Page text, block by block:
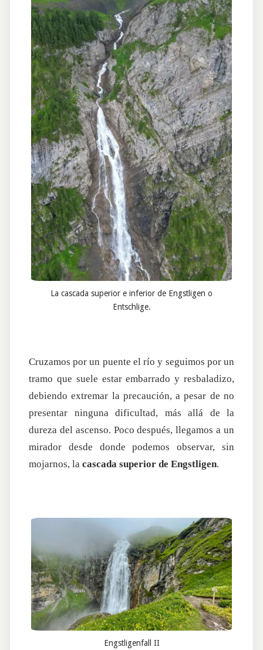
La cascada superior e inferior de Engstligen o
Entschlige.
Cruzamos por un puente el río y seguimos por un
tramo que suele estar embarrado y resbaladizo,
debiendo extremar la precaución, a pesar de no
presentar ninguna dificultad, más allá de la
dureza del ascenso. Poco después, llegamos a un
mirador desde donde podemos observar, sin
mojarnos, la cascada superior de Engstligen.
Engstligenfall II